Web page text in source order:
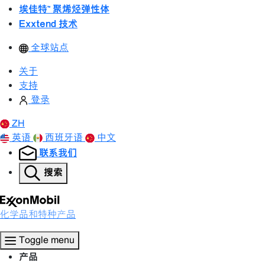
埃佳特™ 聚烯烃弹性体
Exxtend 技术
全球站点
关于
支持
登录
ZH
英语
西班牙语 中文
联系我们
搜索
化学品和特种产品
Toggle menu
产品